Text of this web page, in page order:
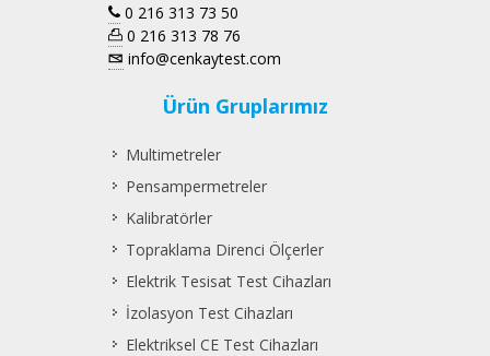
0 216 313 73 50
0 216 313 78 76
info@cenkaytest.com
Ürün Gruplarımız
Multimetreler
Pensampermetreler
Kalibratörler
Topraklama Direnci Ölçerler
Elektrik Tesisat Test Cihazları
İzolasyon Test Cihazları
Elektriksel CE Test Cihazları